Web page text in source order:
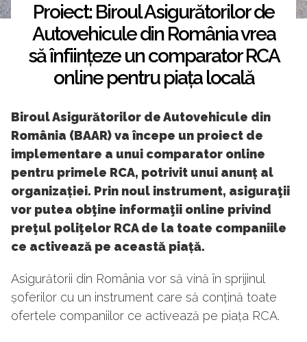
Proiect: Biroul Asigurătorilor de
Autovehicule din România vrea
să înființeze un comparator RCA
online pentru piața locală
Biroul Asigurătorilor de Autovehicule din
România (BAAR) va începe un proiect de
implementare a unui comparator online
pentru primele RCA, potrivit unui anunț al
organizației. Prin noul instrument, asiguraţii
vor putea obţine informaţii online privind
preţul poliţelor RCA de la toate companiile
ce activează pe această piață.
Asigurătorii din România vor să vină în sprijinul
șoferilor cu un instrument care să conțină toate
ofertele companiilor ce activează pe piața RCA.